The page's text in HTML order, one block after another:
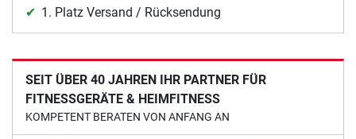
1. Platz Versand / Rücksendung
SEIT ÜBER 40 JAHREN IHR PARTNER FÜR
FITNESSGERÄTE & HEIMFITNESS
KOMPETENT BERATEN VON ANFANG AN